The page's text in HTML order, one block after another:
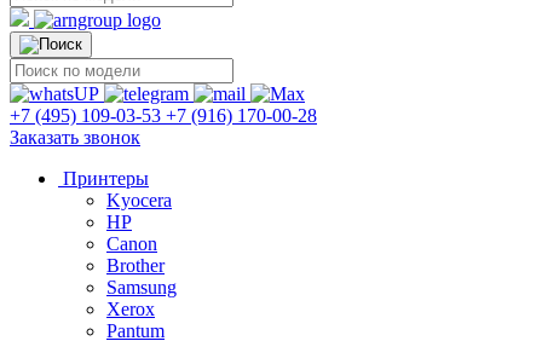
+7 (495) 109-03-53 +7 (916) 170-00-28
Заказать звонок
Принтеры
Kyocera
HP
Canon
Brother
Samsung
Xerox
Pantum